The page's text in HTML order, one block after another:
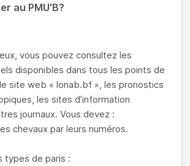
au PMU'B?
vous pouvez consultez les
disponibles dans tous les points de
site web « lonab.bf », les pronostics
les sites d’information
journaux. Vous devez :
chevaux par leurs numéros.
types de paris :